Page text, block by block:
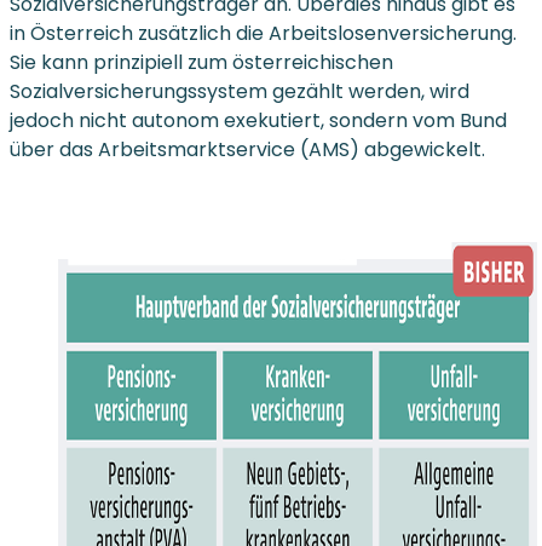
in Österreich zusätzlich die Arbeitslosenversicherung.
Sie kann prinzipiell zum österreichischen
Sozialversicherungssystem gezählt werden, wird
jedoch nicht autonom exekutiert, sondern vom Bund
über das Arbeitsmarktservice (AMS) abgewickelt.